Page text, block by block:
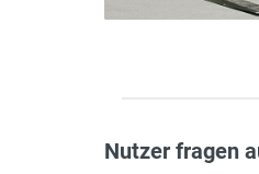
Nutzer fragen